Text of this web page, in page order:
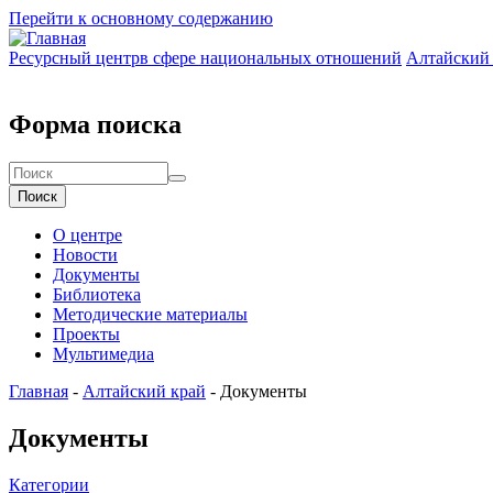
Перейти к основному содержанию
Ресурсный центрв сфере национальных отношений Алтайский
Форма поиска
Поиск
О центре
Новости
Документы
Библиотека
Методические материалы
Проекты
Мультимедиа
Главная - Алтайский край - Документы
Документы
Категории